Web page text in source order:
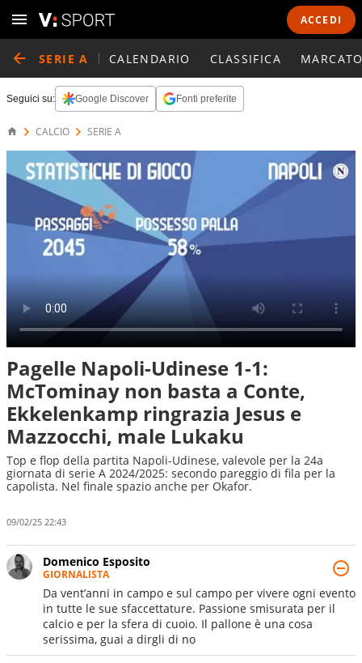
ACCEDI
SERIE A CALENDARIO CLASSIFICA
Seguici su: Google Discover Fonti preferite
CALCIO SERIE A
Pagelle Napoli-Udinese 1-1:
McTominay non basta a Conte,
Ekkelenkamp ringrazia Jesus e
Mazzocchi, male Lukaku
Top e flop della partita Napoli-Udinese, valevole per la 24a
giornata di serie A 2024/2025: secondo pareggio di fila per la
capolista. Nel finale spazio anche per Okafor.
09/02/25 22:43
Domenico Esposito
GIORNALISTA
Da vent’anni in campo e sul campo per vivere ogni evento
in tutte le sue sfaccettature. Passione smisurata per il
calcio e per la sfera di cuoio. Il pallone è una cosa
serissima, guai a dirgli di no